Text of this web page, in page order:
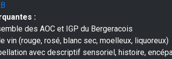
:
des AOC et IGP du Bergeracois
vin (rouge, rosé, blanc sec, moelleux, liquoreux)
avec descriptif sensoriel, histoire,